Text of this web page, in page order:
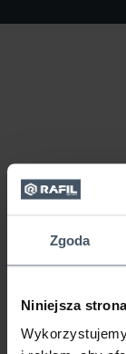
Zgoda
Niniejsza